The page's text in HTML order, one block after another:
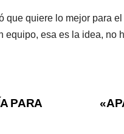
que quiere lo mejor para
equipo, esa es la idea, no
PARA